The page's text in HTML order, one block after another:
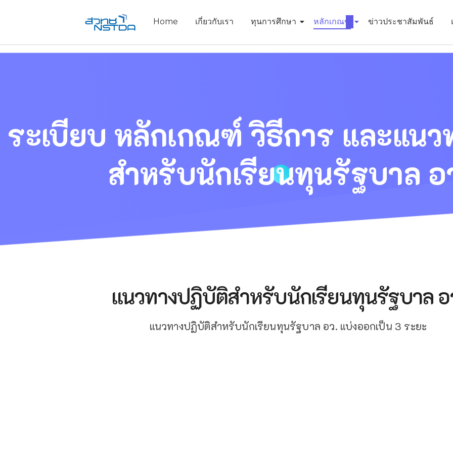
Home เกี่ยวกับเรา ทุนการศึกษา หลักเกณฑ์ ข่าวประชาสัมพันธ์
ระเบียบ หลักเกณฑ์ วิธีการ และแน
สำหรับนักเรียนทุนรัฐบาล อ
แนวทางปฏิบัติสำหรับนักเรียนทุนรัฐบาล อ
แนวทางปฏิบัติสำหรับนักเรียนทุนรัฐบาล อว. แบ่งออกเป็น 3 ระยะ